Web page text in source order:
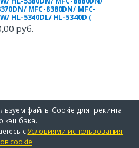
MFC-8380DN/ MFC-
HL-5340DL/ HL-5340D (
руб.
файлы Cookie для трекинга
кэшбэка.
сУсловиями использования
cookie